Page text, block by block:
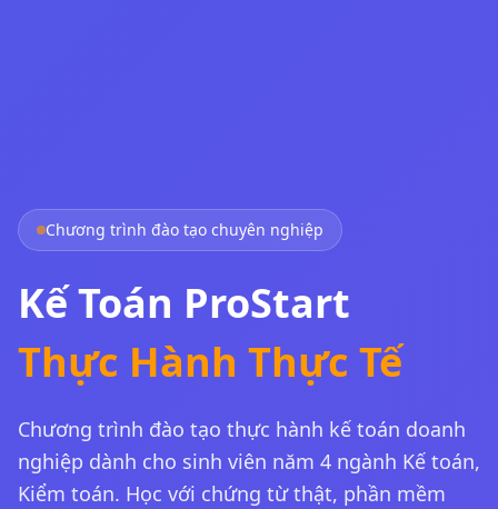
Chương trình đào tạo chuyên nghiệp
Kế Toán ProStart
Thực Hành Thực Tế
Chương trình đào tạo thực hành kế toán doanh
nghiệp dành cho sinh viên năm 4 ngành Kế toán,
Kiểm toán. Học với chứng từ thật, phần mềm